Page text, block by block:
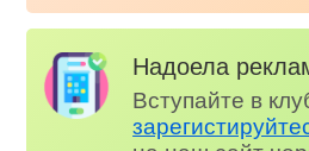
Надоела
Вступайте в